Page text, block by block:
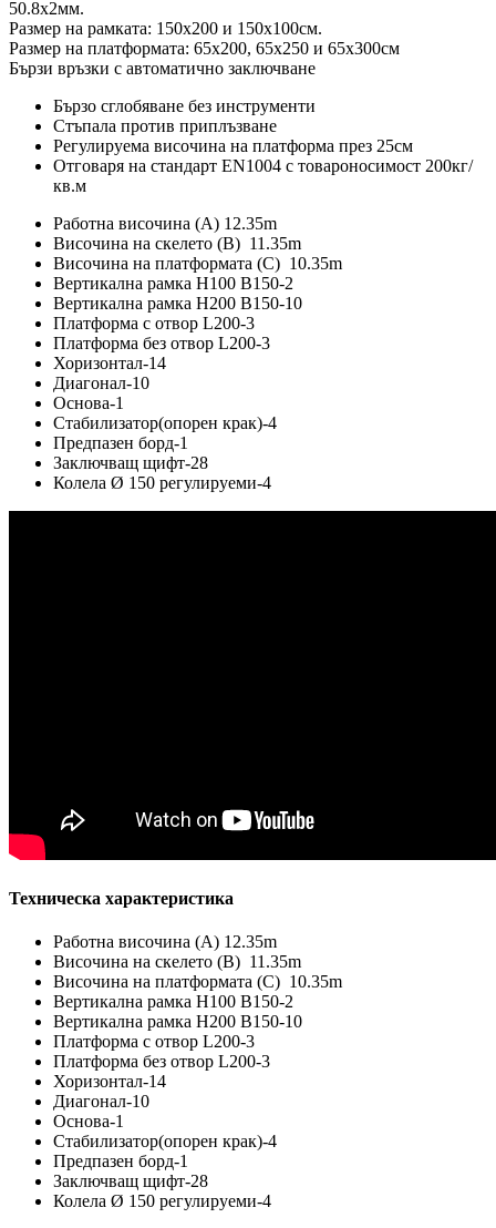
50.8х2мм.
Размер на рамката: 150х200 и 150х100см.
Размер на платформата: 65х200, 65х250 и 65х300см
Бързи връзки с автоматично заключване
Бързо сглобяване без инструменти
Стъпала против приплъзване
Регулируема височина на платформа през 25см
Отговаря на стандарт EN1004 с товароносимост 200кг/
кв.м
Работна височина (А) 12.35m
Височина на скелето (B) 11.35m
Височина на платформата (C) 10.35m
Вертикална рамка H100 B150-2
Вертикална рамка H200 B150-10
Платформа с отвор L200-3
Платформа без отвор L200-3
Хоризонтал-14
Диагонал-10
Основа-1
Стабилизатор(опорен крак)-4
Предпазен борд-1
Заключващ щифт-28
Колела Ø 150 регулируеми-4
Техническа характеристика
Работна височина (А) 12.35m
Височина на скелето (B) 11.35m
Височина на платформата (C) 10.35m
Вертикална рамка H100 B150-2
Вертикална рамка H200 B150-10
Платформа с отвор L200-3
Платформа без отвор L200-3
Хоризонтал-14
Диагонал-10
Основа-1
Стабилизатор(опорен крак)-4
Предпазен борд-1
Заключващ щифт-28
Колела Ø 150 регулируеми-4